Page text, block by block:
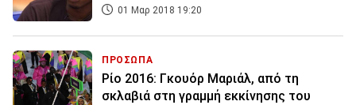
01 Μαρ 2018 19:20
ΠΡΟΣΩΠΑ
Ρίο 2016: Γκουόρ Μαριάλ, από τη
σκλαβιά στη γραμμή εκκίνησης του